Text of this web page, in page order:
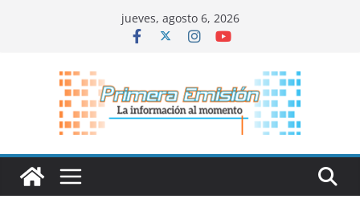
jueves, agosto 6, 2026